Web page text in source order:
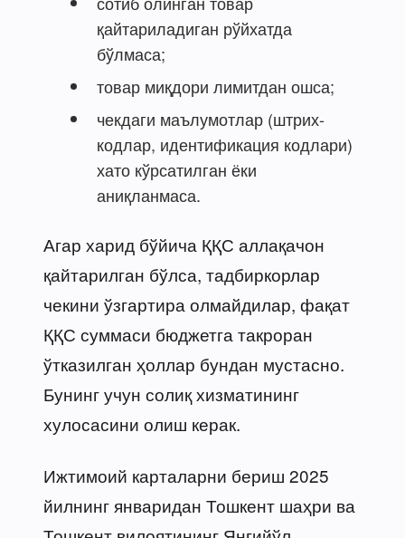
қайтариладиган рўйхатда
бўлмаса;
товар миқдори лимитдан ошса;
чекдаги маълумотлар (штрих-
кодлар, идентификация кодлари)
хато кўрсатилган ёки
аниқланмаса.
Агар харид бўйича ҚҚС аллақачон
қайтарилган бўлса, тадбиркорлар
чекини ўзгартира олмайдилар, фақат
ҚҚС суммаси бюджетга такроран
ўтказилган ҳоллар бундан мустасно.
Бунинг учун солиқ хизматининг
хулосасини олиш керак.
Ижтимоий карталарни бериш 2025
йилнинг январидан Тошкент шаҳри ва